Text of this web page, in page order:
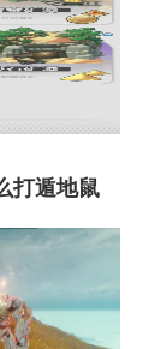
打遁地鼠